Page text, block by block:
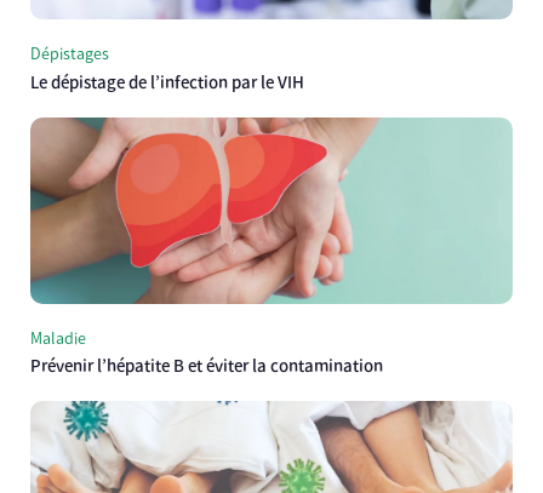
Dépistages
Le dépistage de l’infection par le VIH
Maladie
Prévenir l’hépatite B et éviter la contamination